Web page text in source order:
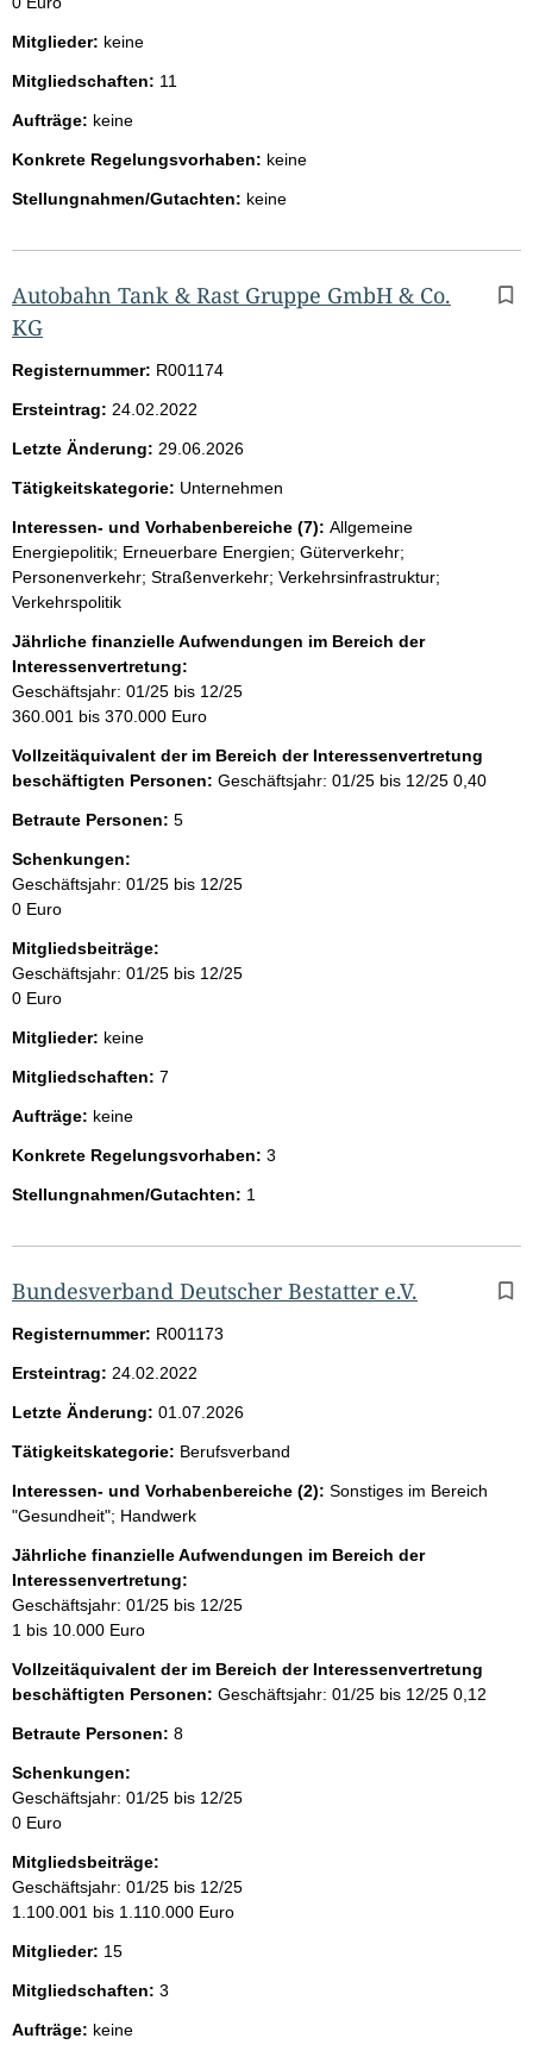
Mitglieder: keine
Mitgliedschaften: 11
Aufträge: keine
Konkrete Regelungsvorhaben: keine
Stellungnahmen/Gutachten: keine
Autobahn Tank & Rast Gruppe GmbH & Co.
KG
Registernummer: R001174
Ersteintrag: 24.02.2022
Letzte Änderung: 29.06.2026
Tätigkeitskategorie: Unternehmen
Interessen- und Vorhabenbereiche (7): Allgemeine
Energiepolitik; Erneuerbare Energien; Güterverkehr;
Personenverkehr; Straßenverkehr; Verkehrsinfrastruktur;
Verkehrspolitik
Jährliche finanzielle Aufwendungen im Bereich der
Interessenvertretung:
Geschäftsjahr: 01/25 bis 12/25
360.001 bis 370.000 Euro
Vollzeitäquivalent der im Bereich der Interessenvertretung
beschäftigten Personen: Geschäftsjahr: 01/25 bis 12/25 0,40
Betraute Personen: 5
Schenkungen:
Geschäftsjahr: 01/25 bis 12/25
0 Euro
Mitgliedsbeiträge:
Geschäftsjahr: 01/25 bis 12/25
0 Euro
Mitglieder: keine
Mitgliedschaften: 7
Aufträge: keine
Konkrete Regelungsvorhaben: 3
Stellungnahmen/Gutachten: 1
Bundesverband Deutscher Bestatter e.V.
Registernummer: R001173
Ersteintrag: 24.02.2022
Letzte Änderung: 01.07.2026
Tätigkeitskategorie: Berufsverband
Interessen- und Vorhabenbereiche (2): Sonstiges im Bereich
"Gesundheit"; Handwerk
Jährliche finanzielle Aufwendungen im Bereich der
Interessenvertretung:
Geschäftsjahr: 01/25 bis 12/25
1 bis 10.000 Euro
Vollzeitäquivalent der im Bereich der Interessenvertretung
beschäftigten Personen: Geschäftsjahr: 01/25 bis 12/25 0,12
Betraute Personen: 8
Schenkungen:
Geschäftsjahr: 01/25 bis 12/25
0 Euro
Mitgliedsbeiträge:
Geschäftsjahr: 01/25 bis 12/25
1.100.001 bis 1.110.000 Euro
Mitglieder: 15
Mitgliedschaften: 3
Aufträge: keine